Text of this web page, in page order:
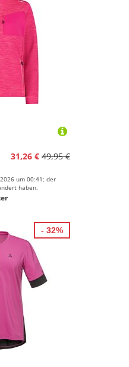
31,26 € 49,95 €
um 00:41; der
haben.
- 32%